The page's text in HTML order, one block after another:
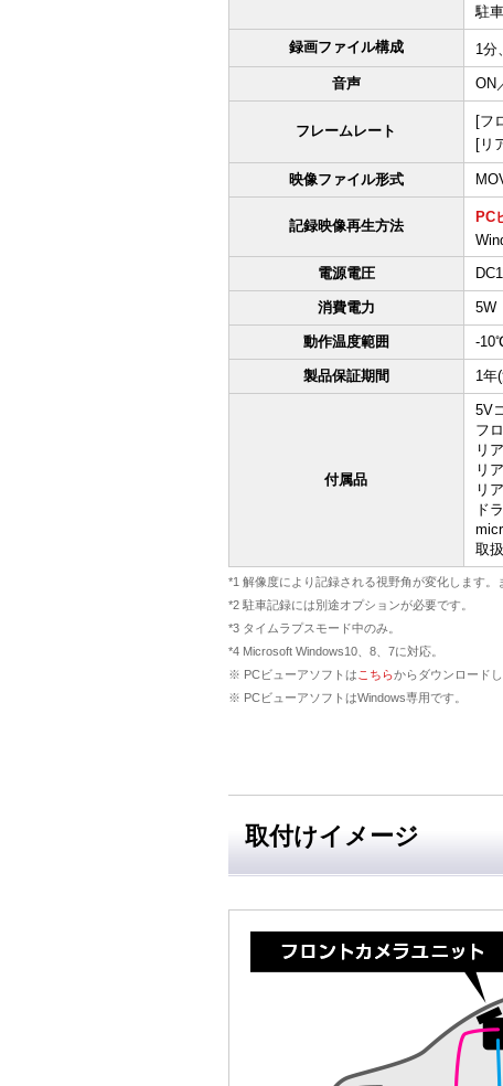
駐
録画ファイル構成 1分
音声 ON
フレームレート
[フ
[リ
映像ファイル形式
記録映像再生方法
PC
電源電圧
消費電力 5W
動作温度範囲 -
製品保証期間 1年
付属品
5V
フ
リ
リ
リ
ド
取
*1 解像度により記録される視野角が変化します
*2 駐車記録には別途オプションが必要です。
*3 タイムラプスモード中のみ。
*4 Microsoft Windows10、8、7に対応。
※ PCビューアソフトは こちらからダウンロードし
※ PCビューアソフトはWindows専用です。
取付けイメージ